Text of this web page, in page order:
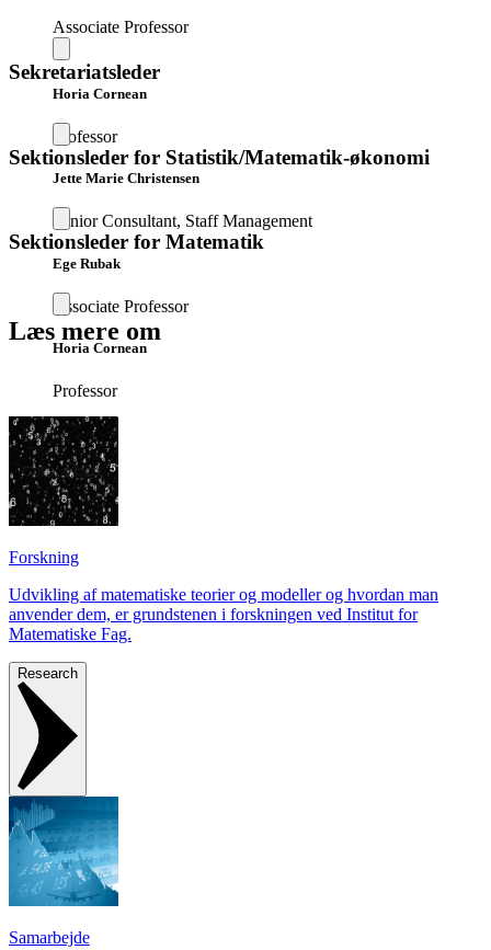
Associate Professor
Horia Cornean
Professor
Sekretariatsleder
Jette Marie Christensen
Senior Consultant, Staff Management
Sektionsleder for Statistik/Matematik-økonomi
Ege Rubak
Associate Professor
Sektionsleder for Matematik
Horia Cornean
Professor
Læs mere om
Forskning
Udvikling af matematiske teorier og modeller og hvordan man
anvender dem, er grundstenen i forskningen ved Institut for
Matematiske Fag.
Research
Samarbejde